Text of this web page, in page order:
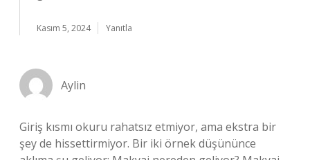
Kasım 5, 2024 Yanıtla
Aylin
Giriş kısmı okuru rahatsız etmiyor, ama ekstra bir
şey de hissettirmiyor. Bir iki örnek düşününce